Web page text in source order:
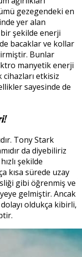
gezegendeki en
yer alan
şekilde enerji
bacaklar ve kollar
Bunlar
manyetik enerji
etkisiz
sayesinde de
Tony Stark
da diyebiliriz
şekilde
kısa sürede uzay
gibi öğrenmiş ve
gelmiştir. Ancak
oldukça kibirli,